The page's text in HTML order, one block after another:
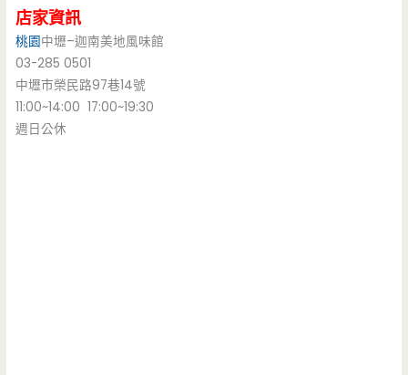
店家資訊
桃園中壢–迦南美地風味館
03-285 0501
中壢市榮民路97巷14號
11:00~14:00 17:00~19:30
週日公休